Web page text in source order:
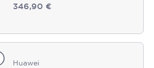
346,90 €
Huawei